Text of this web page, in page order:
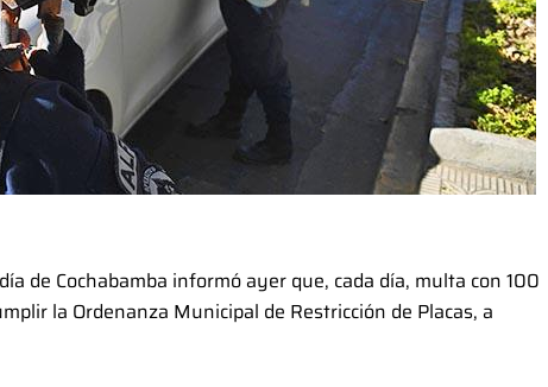
de Cochabamba informó ayer que, cada día, multa con 100
la Ordenanza Municipal de Restricción de Placas, a